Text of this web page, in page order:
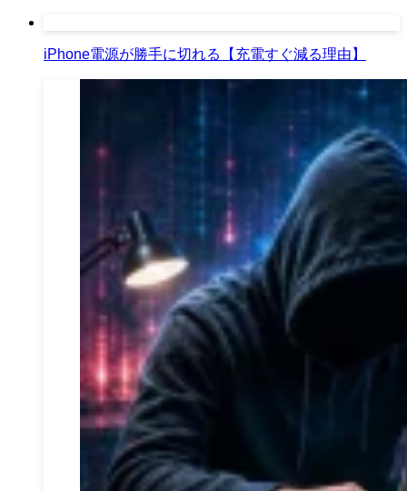
iPhone電源が勝手に切れる【充電すぐ減る理由】